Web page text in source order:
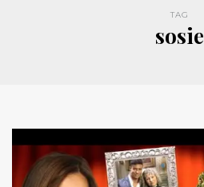
TAG
sosie